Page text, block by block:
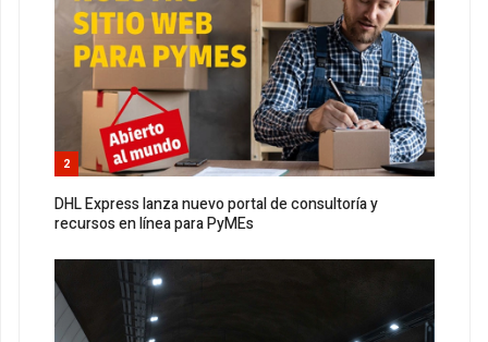
2
DHL Express lanza nuevo portal de consultoría y
recursos en línea para PyMEs